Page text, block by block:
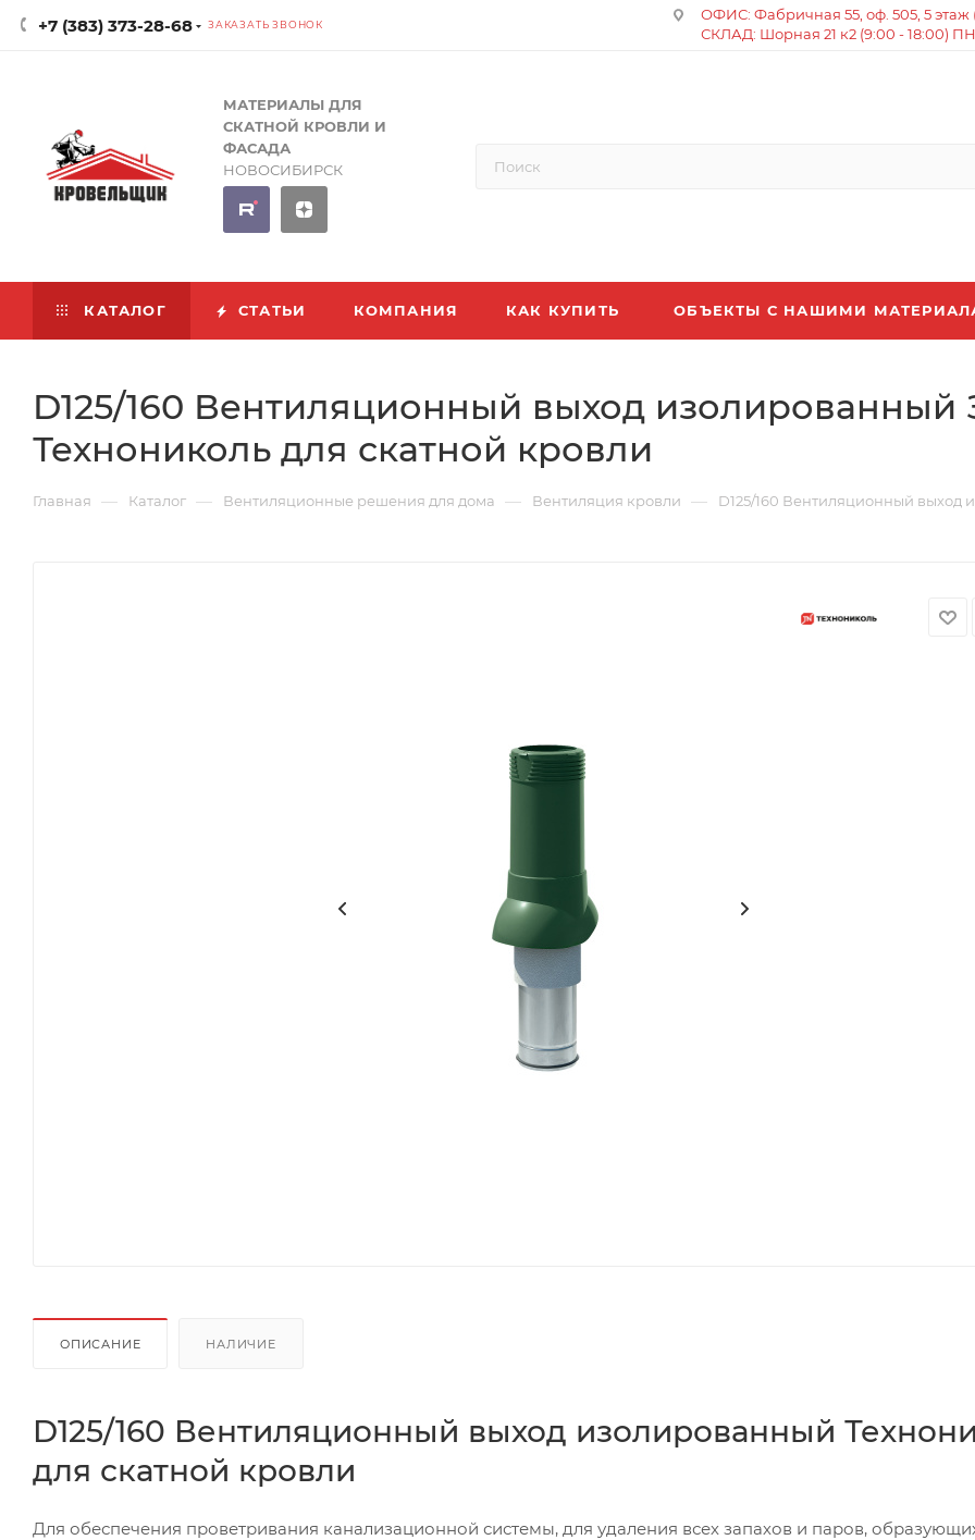
+7 (383) 373-28-68 ЗАКАЗАТЬ ЗВОНОК
ОФИС: Фабричная 55, оф. 505, 5 этаж
СКЛАД: Шорная 21 к2 (9:00 - 18:00)
МАТЕРИАЛЫ ДЛЯ
СКАТНОЙ КРОВЛИ И
ФАСАДА
НОВОСИБИРСК
КАТАЛОГ СТАТЬИ КОМПАНИЯ КАК КУПИТЬ ОБЪЕКТЫ С НАШИМИ
D125/160 Вентиляционный выход
Технониколь для скатной кровли
Главная — Каталог — Вентиляционные решения для дома — Вентиляция кровли — D125/160 Вентиляционный выход
ОПИСАНИЕ НАЛИЧИЕ
D125/160 Вентиляционный выход изолированный
для скатной кровли
Для обеспечения проветривания канализационной системы, для удаления всех запахов и паров,